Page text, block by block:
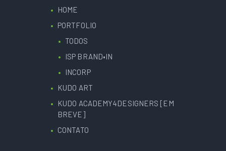
HOME
PORTFOLIO
TODOS
ISP BRAND•IN
INCORP
KUDO ART
KUDO ACADEMY4DESIGNERS [EM
BREVE]
CONTATO